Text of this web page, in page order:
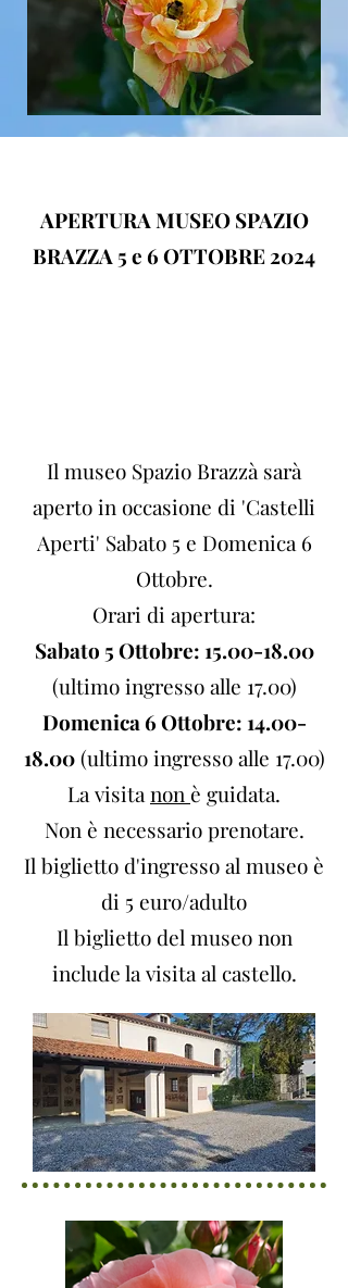
APERTURA MUSEO SPAZIO
BRAZZA 5 e 6 OTTOBRE 2024
Il museo Spazio Brazzà sarà
aperto in occasione di 'Castelli
Aperti' Sabato 5 e Domenica 6
Ottobre.
Orari di apertura:
Sabato 5 Ottobre: 15.00-18.00
(ultimo ingresso alle 17.00)
Domenica 6 Ottobre: 14.00-
18.00(ultimo ingresso alle 17.00)
La visita non è guidata.
Non è necessario prenotare.
Il biglietto d'ingresso al museo è
di 5 euro/adulto
Il biglietto del museo non
include la visita al castello.